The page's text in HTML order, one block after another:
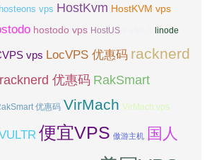
hosteons vps HostKvm HostKVM vps
hostodo vps HostUS linode
vps LocVPS 优惠码 racknerd
racknerd 优惠码 RakSmart
优惠码 VirMach VirMach vps
便宜VPS 傲游主机 国人